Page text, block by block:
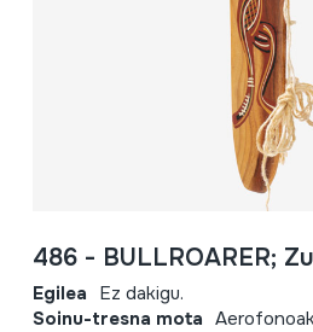
486 - BULLROARER;
Egilea Ez dakigu.
Soinu-tresna mota